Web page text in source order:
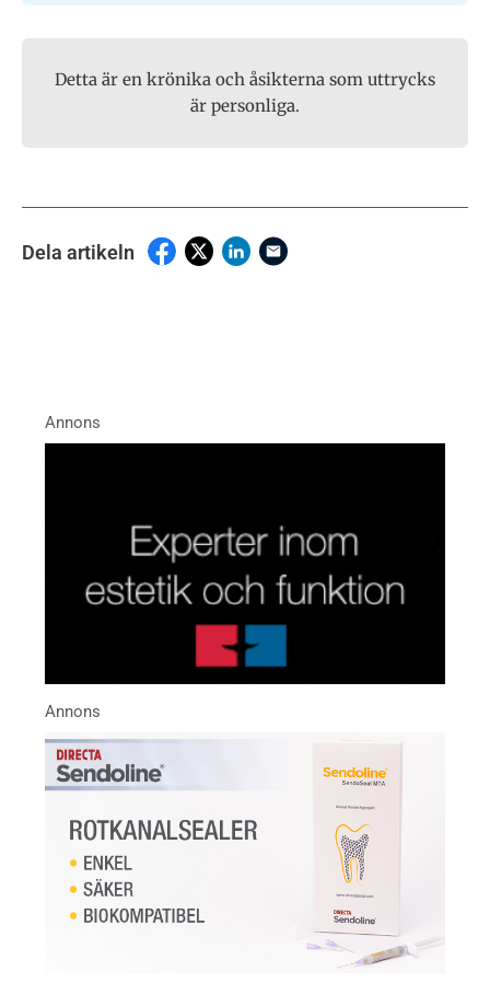
Detta är en krönika och åsikterna som uttrycks
är personliga.
Dela artikeln